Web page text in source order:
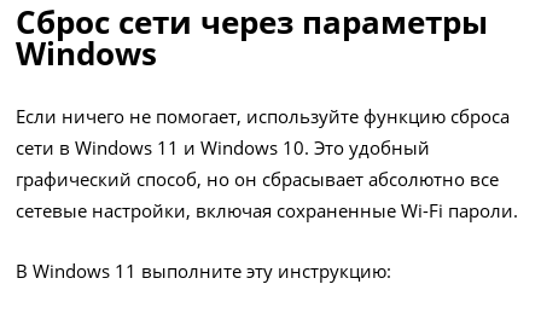
Сброс сети через параметры
Windows
Если ничего не помогает, используйте функцию сброса
сети в Windows 11 и Windows 10. Это удобный
графический способ, но он сбрасывает абсолютно все
сетевые настройки, включая сохраненные Wi-Fi пароли.
В Windows 11 выполните эту инструкцию: